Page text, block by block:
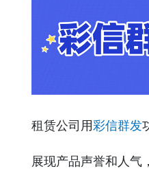
租赁公司用彩信群发
展现产品声誉和人气